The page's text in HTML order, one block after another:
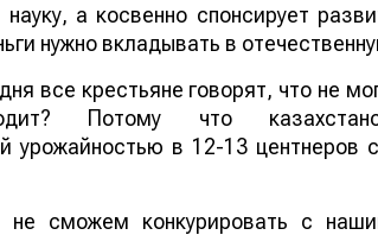
а косвенно спонсирует
нужно вкладывать в
все крестьяне говорят, что не
Потому что
урожайностью в 12-13 центнеров
сможем конкурировать с